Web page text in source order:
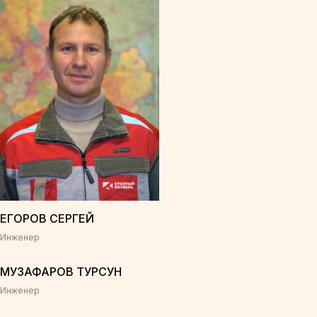
ЕГОРОВ СЕРГЕЙ
Инженер
МУЗАФАРОВ ТУРСУН
Инженер